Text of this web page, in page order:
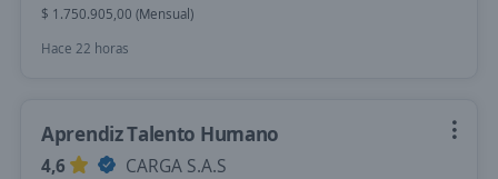
$ 1.750.905,00 (Mensual)
Hace 22 horas
Aprendiz Talento Humano
4,6
CARGA S.A.S